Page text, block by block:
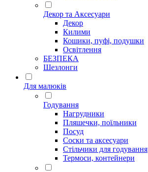
Декор та Аксесуари
Декор
Килими
Кошики, пуфі, подушки
Освітлення
БЕЗПЕКА
Шезлонги
Для малюків
Годування
Нагрудники
Пляшечки, поїльники
Посуд
Соски та аксесуари
Стільчики для годування
Термоси, контейнери